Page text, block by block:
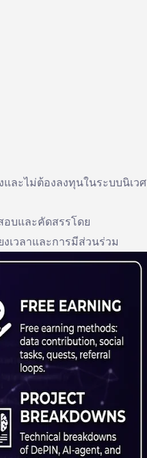
ะไม่ต้องลงทุนในระบบนิเวศ
อบและคัดสรรโดย
เวลาและการมีส่วนร่วม